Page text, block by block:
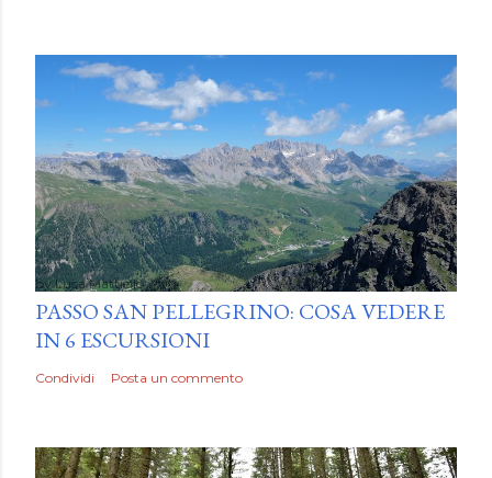
byLuca Mattiello
PASSO SAN PELLEGRINO: COSA VEDERE
IN 6 ESCURSIONI
Condividi Posta un commento